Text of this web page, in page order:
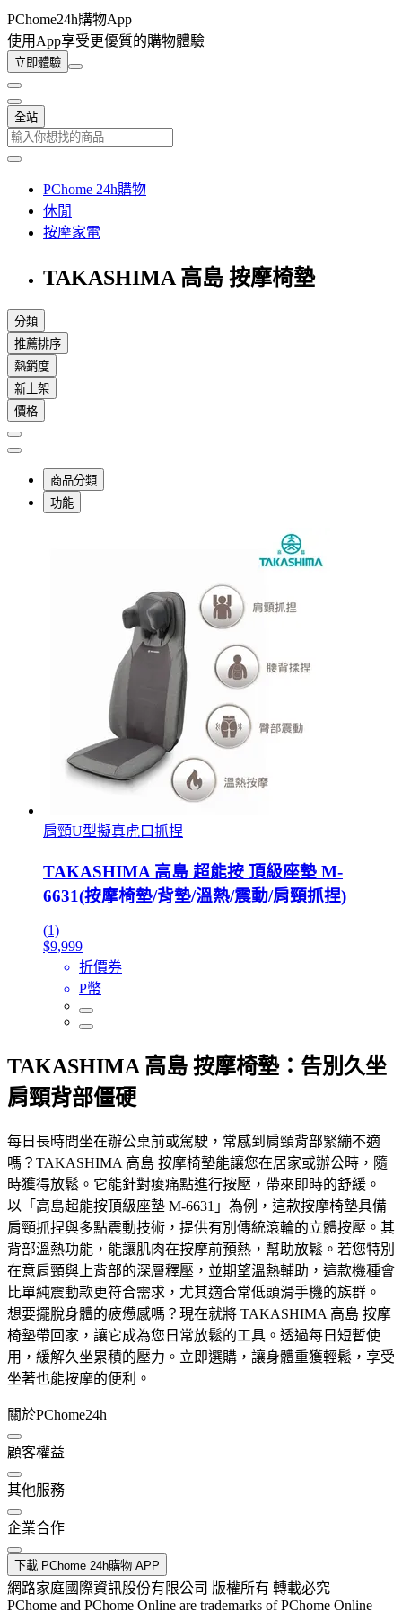
PChome24h購物App
使用App享受更優質的購物體驗
立即體驗
全站
PChome 24h購物
休閒
按摩家電
TAKASHIMA 高島 按摩椅墊
分類
推薦排序
熱銷度
新上架
價格
商品分類
功能
肩頸U型擬真虎口抓捏
TAKASHIMA 高島 超能按 頂級座墊 M-
6631(按摩椅墊/背墊/溫熱/震動/肩頸抓捏)
(1)
$9,999
折價券
P幣
TAKASHIMA 高島 按摩椅墊：告別久坐
肩頸背部僵硬
每日長時間坐在辦公桌前或駕駛，常感到肩頸背部緊繃不適
嗎？TAKASHIMA 高島 按摩椅墊能讓您在居家或辦公時，隨
時獲得放鬆。它能針對痠痛點進行按壓，帶來即時的舒緩。
以「高島超能按頂級座墊 M-6631」為例，這款按摩椅墊具備
肩頸抓捏與多點震動技術，提供有別傳統滾輪的立體按壓。其
背部溫熱功能，能讓肌肉在按摩前預熱，幫助放鬆。若您特別
在意肩頸與上背部的深層釋壓，並期望溫熱輔助，這款機種會
比單純震動款更符合需求，尤其適合常低頭滑手機的族群。
想要擺脫身體的疲憊感嗎？現在就將 TAKASHIMA 高島 按摩
椅墊帶回家，讓它成為您日常放鬆的工具。透過每日短暫使
用，緩解久坐累積的壓力。立即選購，讓身體重獲輕鬆，享受
坐著也能按摩的便利。
關於PChome24h
顧客權益
其他服務
企業合作
下載 PChome 24h購物 APP
網路家庭國際資訊股份有限公司 版權所有 轉載必究
PChome and PChome Online are trademarks of PChome Online